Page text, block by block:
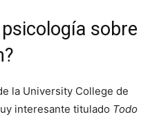
sobre
la University College de
interesante titulado Todo